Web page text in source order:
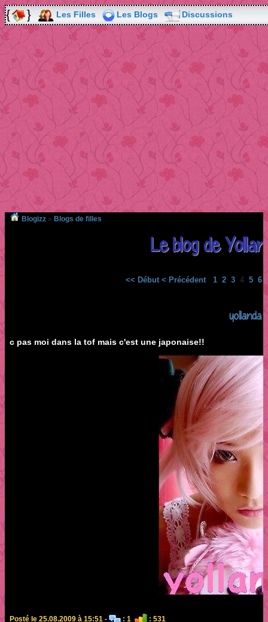
Les Filles Les Blogs Discussions
Blogizz » Blogs de filles
Le blog de
<< Début < Précédent 1 2 3 4 5 6
yollanda !!
c pas moi dans la tof mais c'est une japonaise!!
Posté le 25.08.2009 à 15:51 - : 1 : 531